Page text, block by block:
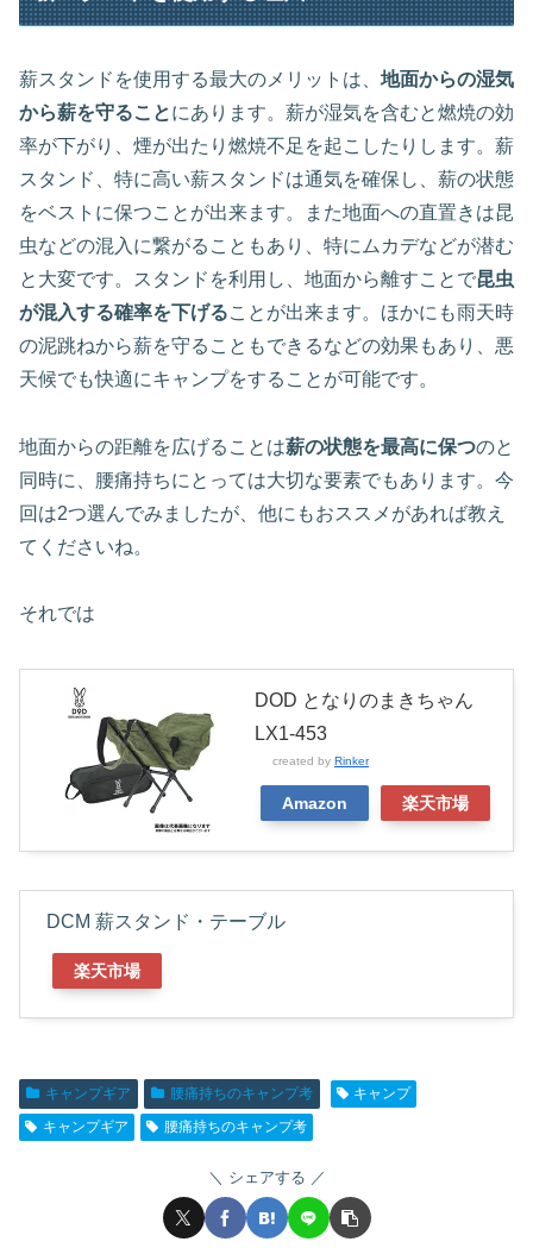
薪スタンドを使用する最大のメリットは、 地面からの湿気
から薪を守ることにあります。薪が湿気を含むと燃焼の効
率が下がり、煙が出たり燃焼不足を起こしたりします。薪
スタンド、特に高い薪スタンドは通気を確保し、薪の状態
をベストに保つことが出来ます。また地面への直置きは昆
虫などの混入に繋がることもあり、特にムカデなどが潜む
と大変です。スタンドを利用し、地面から離すことで昆虫
が混入する確率を下げることが出来ます。ほかにも雨天時
の泥跳ねから薪を守ることもできるなどの効果もあり、悪
天候でも快適にキャンプをすることが可能です。
地面からの距離を広げることは薪の状態を最高に保つのと
同時に、腰痛持ちにとっては大切な要素でもあります。今
回は2つ選んでみましたが、他にもおススメがあれば教え
てくださいね。
それでは
DOD となりのまきちゃん
LX1-453
created by Rinker
Amazon 楽天市場
DCM 薪スタンド・テーブル
楽天市場
キャンプギア 腰痛持ちのキャンプ考
キャンプ
キャンプギア
腰痛持ちのキャンプ考
シェアする